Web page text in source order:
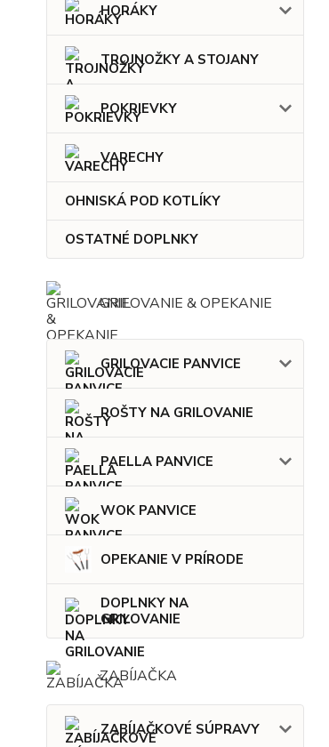
HORÁKY
TROJNOŽKY A STOJANY
POKRIEVKY
VARECHY
OHNISKÁ POD KOTLÍKY
OSTATNÉ DOPLNKY
GRILOVANIE & OPEKANIE
GRILOVACIE PANVICE
ROŠTY NA GRILOVANIE
PAELLA PANVICE
WOK PANVICE
OPEKANIE V PRÍRODE
DOPLNKY NA
GRILOVANIE
ZABÍJAČKA
ZABÍJAČKOVÉ SÚPRAVY